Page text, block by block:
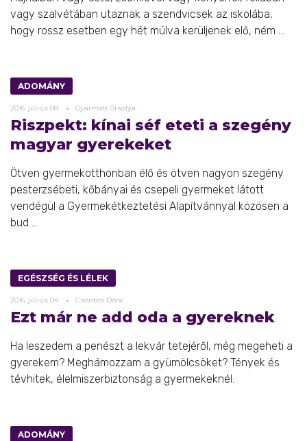
vagy szalvétában utaznak a szendvicsek az iskolába,
hogy rossz esetben egy hét múlva kerüljenek elő, ném ...
ADOMÁNY
2016. július 08. Gyarmati Orsolya
Riszpekt: kínai séf eteti a szegény
magyar gyerekeket
Ötven gyermekotthonban élő és ötven nagyon szegény
pesterzsébeti, kőbányai és csepeli gyermeket látott
vendégül a Gyermekétkeztetési Alapítvánnyal közösen a
bud ...
EGÉSZSÉG ÉS LÉLEK
2016. július 04. Csontos Dóra
Ezt már ne add oda a gyereknek
Ha leszedem a penészt a lekvár tetejéről, még megeheti a
gyerekem? Meghámozzam a gyümölcsöket? Tények és
tévhitek, élelmiszerbiztonság a gyermekeknél.
ADOMÁNY